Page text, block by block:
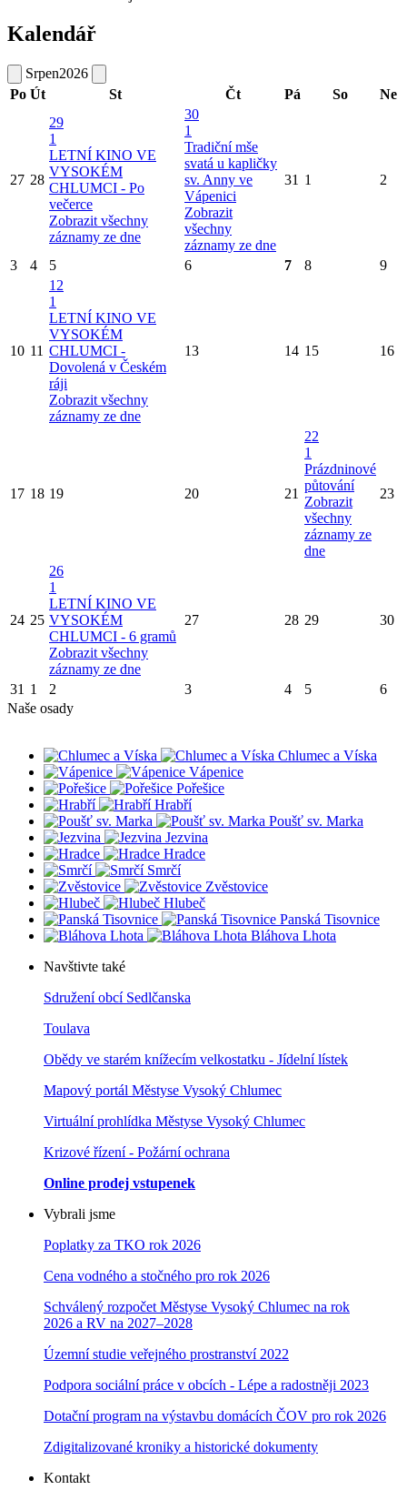
Kalendář
Srpen2026
Po Út St Čt Pá So Ne
27 28
29
1
LETNÍ KINO VE
VYSOKÉM
CHLUMCI - Po
večerce
Zobrazit všechny
záznamy ze dne
30
1
Tradiční mše
svatá u kapličky
sv. Anny ve
Vápenici
Zobrazit
všechny
záznamy ze dne
31 1 2
3 4 5 6 7 8 9
10 11
12
1
LETNÍ KINO VE
VYSOKÉM
CHLUMCI -
Dovolená v Českém
ráji
Zobrazit všechny
záznamy ze dne
13 14 15 16
17 18 19 20 21
22
1
Prázdninové
půtování
Zobrazit
všechny
záznamy ze
dne
23
24 25
26
1
LETNÍ KINO VE
VYSOKÉM
CHLUMCI - 6 gramů
Zobrazit všechny
záznamy ze dne
27 28 29 30
31 1 2 3 4 5
6
Naše osady
Chlumec a Víska
Vápenice
Pořešice
Hrabří
Poušť sv. Marka
Jezvina
Hradce
Smrčí
Zvěstovice
Hlubeč
Panská Tisovnice
Bláhova Lhota
Navštivte také
Sdružení obcí Sedlčanska
Toulava
Obědy ve starém knížecím velkostatku - Jídelní lístek
Mapový portál Městyse Vysoký Chlumec
Virtuální prohlídka Městyse Vysoký Chlumec
Krizové řízení - Požární ochrana
Online prodej vstupenek
Vybrali jsme
Poplatky za TKO rok 2026
Cena vodného a stočného pro rok 2026
Schválený rozpočet Městyse Vysoký Chlumec na rok
2026 a RV na 2027–2028
Územní studie veřejného prostranství 2022
Podpora sociální práce v obcích - Lépe a radostněji 2023
Dotační program na výstavbu domácích ČOV pro rok 2026
Zdigitalizované kroniky a historické dokumenty
Kontakt